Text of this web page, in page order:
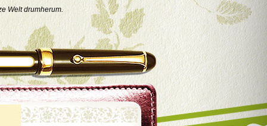
Welt drumherum.